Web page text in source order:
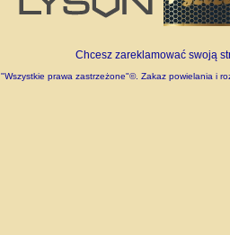
Chcesz zareklamować swoją
"Wszystkie prawa zastrzeżone"©. Zakaz powielania i